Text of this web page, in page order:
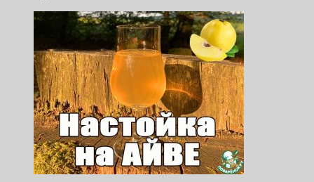
Хреновуха
классическая